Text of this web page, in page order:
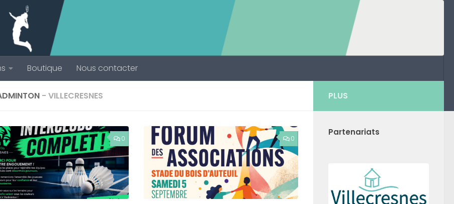
Boutique Nous contacter
- VILLECRESNES
0 0
PLUS
Partenariats